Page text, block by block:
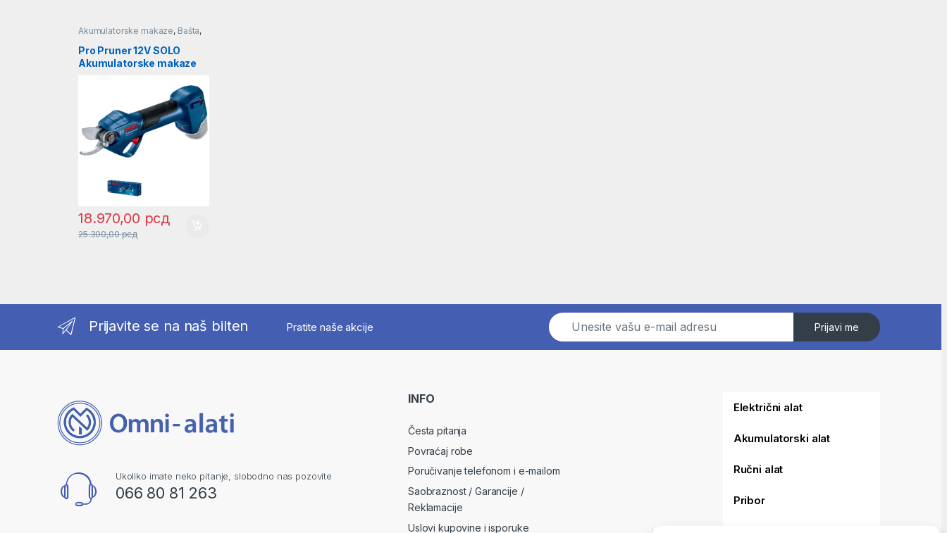
Akumulatorske makaze, Bašta,
Pro Pruner 12V SOLO
Akumulatorske makaze
18.970,00 рсд
25.300,00рсд
Prijavite se na naš bilten Pratite naše akcije
E
m
a
Prijavi me
Ukoliko imate neko pitanje, slobodno nas pozovite
066 80 81 263
INFO
Česta pitanja
Povraćaj robe
Poručivanje telefonom i e-mailom
Saobraznost / Garancije /
Reklamacije
Uslovi kupovine i isporuke
Električni alat
Akumulatorski alat
Ručni alat
Pribor